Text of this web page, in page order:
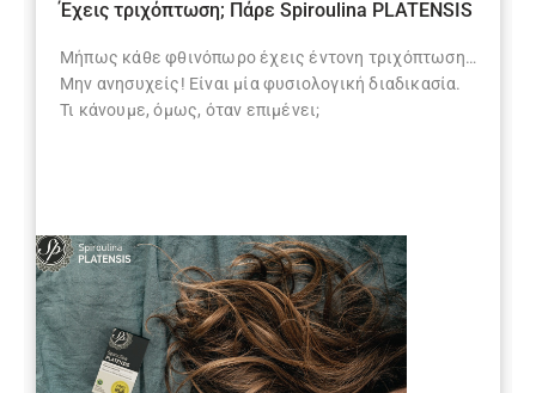
Έχεις τριχόπτωση; Πάρε Spiroulina PLATENSIS
Μήπως κάθε φθινόπωρο έχεις έντονη τριχόπτωση…
Μην ανησυχείς! Είναι μία φυσιολογική διαδικασία.
Τι κάνουμε, όμως, όταν επιμένει;